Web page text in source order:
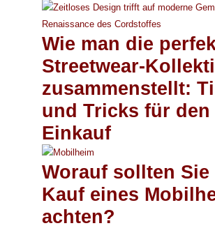
Wie man die
Streetwear-
zusammenstellt:
und Tricks für den
Einkauf
Worauf sollten Sie
Kauf eines
achten?